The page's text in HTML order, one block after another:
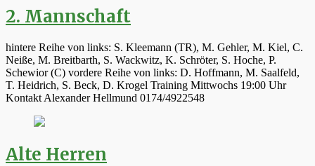
2. Mannschaft
hintere Reihe von links: S. Kleemann (TR), M. Gehler, M. Kiel, C.
Neiße, M. Breitbarth, S. Wackwitz, K. Schröter, S. Hoche, P.
Schewior (C) vordere Reihe von links: D. Hoffmann, M. Saalfeld,
T. Heidrich, S. Beck, D. Krogel Training Mittwochs 19:00 Uhr
Kontakt Alexander Hellmund 0174/4922548
Alte Herren